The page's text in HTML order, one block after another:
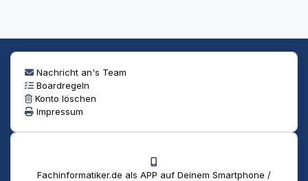
Nachricht an's Team
Boardregeln
Konto löschen
Impressum
Fachinformatiker.de als APP auf Deinem Smartphone /